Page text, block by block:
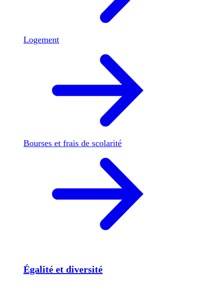
Logement
Bourses et frais de scolarité
Égalité et diversité